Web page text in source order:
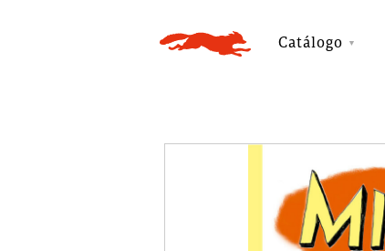
Catálogo